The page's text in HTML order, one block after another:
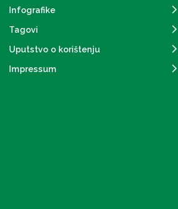
Infografike
Tagovi
Uputstvo o korištenju
Impressum